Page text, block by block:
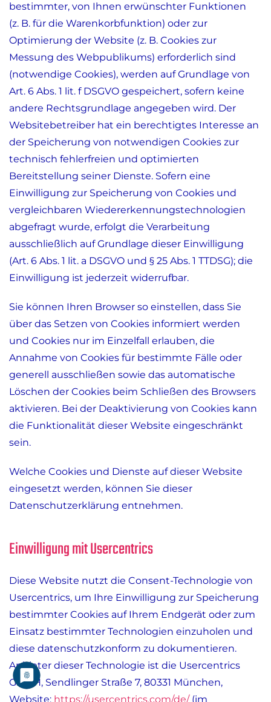
bestimmter, von Ihnen erwünschter Funktionen
(z. B. für die Warenkorbfunktion) oder zur
Optimierung der Website (z. B. Cookies zur
Messung des Webpublikums) erforderlich sind
(notwendige Cookies), werden auf Grundlage von
Art. 6 Abs. 1 lit. f DSGVO gespeichert, sofern keine
andere Rechtsgrundlage angegeben wird. Der
Websitebetreiber hat ein berechtigtes Interesse an
der Speicherung von notwendigen Cookies zur
technisch fehlerfreien und optimierten
Bereitstellung seiner Dienste. Sofern eine
Einwilligung zur Speicherung von Cookies und
vergleichbaren Wiedererkennungstechnologien
abgefragt wurde, erfolgt die Verarbeitung
ausschließlich auf Grundlage dieser Einwilligung
(Art. 6 Abs. 1 lit. a DSGVO und § 25 Abs. 1 TTDSG); die
Einwilligung ist jederzeit widerrufbar.
Sie können Ihren Browser so einstellen, dass Sie
über das Setzen von Cookies informiert werden
und Cookies nur im Einzelfall erlauben, die
Annahme von Cookies für bestimmte Fälle oder
generell ausschließen sowie das automatische
Löschen der Cookies beim Schließen des Browsers
aktivieren. Bei der Deaktivierung von Cookies kann
die Funktionalität dieser Website eingeschränkt
sein.
Welche Cookies und Dienste auf dieser Website
eingesetzt werden, können Sie dieser
Datenschutzerklärung entnehmen.
Einwilligung mit Usercentrics
Diese Website nutzt die Consent-Technologie von
Usercentrics, um Ihre Einwilligung zur Speicherung
bestimmter Cookies auf Ihrem Endgerät oder zum
Einsatz bestimmter Technologien einzuholen und
diese datenschutzkonform zu dokumentieren.
Anbieter dieser Technologie ist die Usercentrics
GmbH, Sendlinger Straße 7, 80331 München,
Website: https://usercentrics.com/de/(im